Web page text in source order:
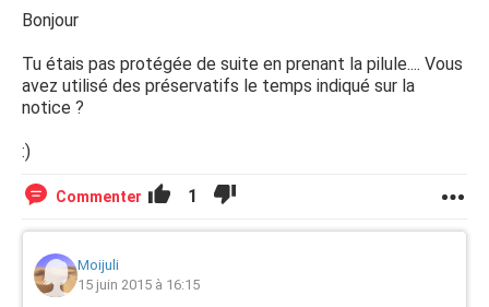
Bonjour
Tu étais pas protégée de suite en prenant la pilule.... Vous
avez utilisé des préservatifs le temps indiqué sur la
notice ?
:)
Commenter 1
Moijuli
15 juin 2015 à 16:15